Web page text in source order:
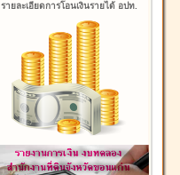
รายละเอียดการโอนเงินรายได้ อปท.